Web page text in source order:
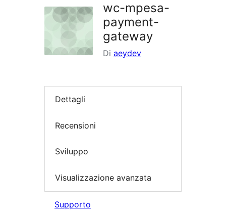
wc-mpesa-
payment-
gateway
Di aeydev
Dettagli
Recensioni
Sviluppo
Visualizzazione avanzata
Supporto